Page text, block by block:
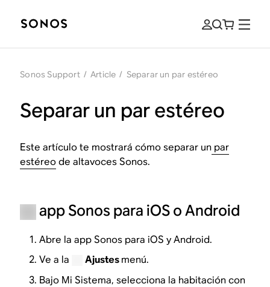
Sonos Support / Article / Separar un par estéreo
Separar un par estéreo
Este artículo te mostrará cómo separar un par
estéreode altavoces Sonos.
app Sonos para iOS o Android
Abre la app Sonos para iOS y Android.
Ve a la
Ajustesmenú.
Bajo Mi Sistema, selecciona la habitación con